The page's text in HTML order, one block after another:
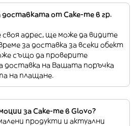
от Cake-me в гр.
адрес, ще може да видите
за доставка за всеки обект
също да проверите
доставка на Вашата поръчка
на плащане.
за Cake-me в Glovo?
продукти и актуални